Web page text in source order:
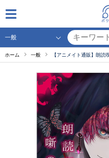
ホーム 一般 【アニメイト通販】朗読喫茶